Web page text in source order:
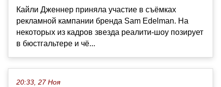
Кайли Дженнер приняла участие в съёмках
рекламной кампании бренда Sam Edelman. На
некоторых из кадров звезда реалити-шоу позирует
в бюстгальтере и чё...
20:33, 27 Ноя